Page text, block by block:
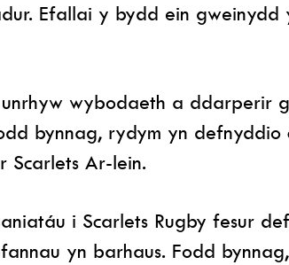
Efallai y bydd ein
wybodaeth a ddarperir
bynnag, rydym yn
Scarlets Ar-lein.
i Scarlets Rugby fesur
yn barhaus. Fodd